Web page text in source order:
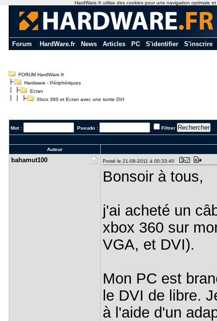
Forum HardWare.fr News Articles PC S'identifier S'inscrire
FORUM HardWare.fr
Hardware - Périphériques
Ecran
Xbox 360 et Ecran avec une sortie DVI
Mot : Pseudo : Filtrer
Auteur
bahamut100 Posté le 21-08-2011 à 00:33:40
Bonsoir à tous,
j'ai acheté un
xbox 360 sur
VGA, et DVI).
Mon PC est
le DVI de libre.
à l'aide d'un
HardWare.fr utilise des cookies pour une navigation optimale